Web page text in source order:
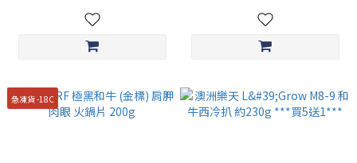
急凍貨 -18C